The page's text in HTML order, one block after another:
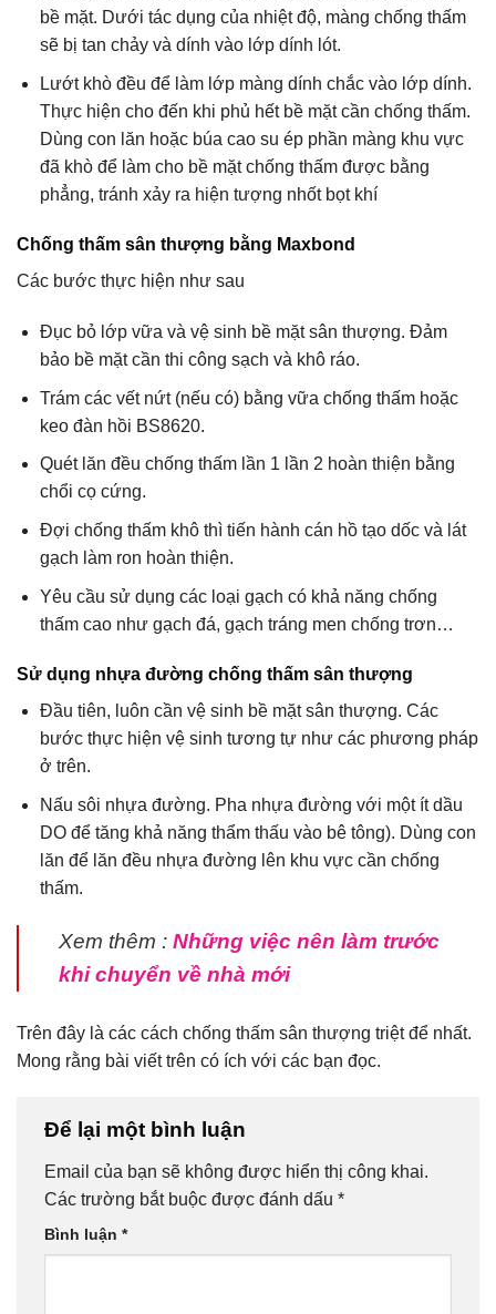
bề mặt. Dưới tác dụng của nhiệt độ, màng chống thấm
sẽ bị tan chảy và dính vào lớp dính lót.
Lướt khò đều để làm lớp màng dính chắc vào lớp dính.
Thực hiện cho đến khi phủ hết bề mặt cần chống thấm.
Dùng con lăn hoặc búa cao su ép phần màng khu vực
đã khò để làm cho bề mặt chống thấm được bằng
phẳng, tránh xảy ra hiện tượng nhốt bọt khí
Chống thấm sân thượng bằng Maxbond
Các bước thực hiện như sau
Đục bỏ lớp vữa và vệ sinh bề mặt sân thượng. Đảm
bảo bề mặt cần thi công sạch và khô ráo.
Trám các vết nứt (nếu có) bằng vữa chống thấm hoặc
keo đàn hồi BS8620.
Quét lăn đều chống thấm lần 1 lần 2 hoàn thiện bằng
chổi cọ cứng.
Đợi chống thấm khô thì tiến hành cán hồ tạo dốc và lát
gạch làm ron hoàn thiện.
Yêu cầu sử dụng các loại gạch có khả năng chống
thấm cao như gạch đá, gạch tráng men chống trơn…
Sử dụng nhựa đường chống thấm sân thượng
Đầu tiên, luôn cần vệ sinh bề mặt sân thượng. Các
bước thực hiện vệ sinh tương tự như các phương pháp
ở trên.
Nấu sôi nhựa đường. Pha nhựa đường với một ít dầu
DO để tăng khả năng thẩm thấu vào bê tông). Dùng con
lăn để lăn đều nhựa đường lên khu vực cần chống
thấm.
Xem thêm : Những việc nên làm trước
khi chuyển về nhà mới
Trên đây là các cách chống thấm sân thượng triệt để nhất.
Mong rằng bài viết trên có ích với các bạn đọc.
Để lại một bình luận
Email của bạn sẽ không được hiển thị công khai.
Các trường bắt buộc được đánh dấu *
Bình luận *